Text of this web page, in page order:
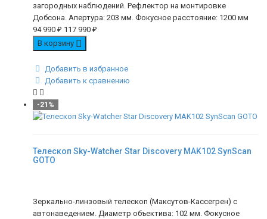
загородных наблюдений. Рефлектор на монтировке
Добсона. Апертура: 203 мм. Фокусное расстояние: 1200 мм
94 990 ₽ 117 990 ₽
В корзину
Добавить в избранное
Добавить к сравнению
-21%
Телескоп Sky-Watcher Star Discovery MAK102 SynScan
GOTO
Зеркально-линзовый телескоп (Максутов-Кассегрен) с
автонаведением. Диаметр объектива: 102 мм. Фокусное